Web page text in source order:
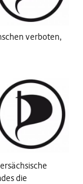
verboten,
die